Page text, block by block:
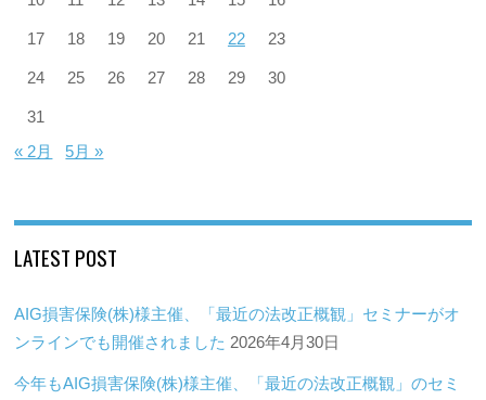
17 18 19 20 21 22 23
24 25 26 27 28 29 30
31
« 2月
5月 »
LATEST POST
AIG損害保険(株)様主催、「最近の法改正概観」セミナーがオ
ンラインでも開催されました 2026年4月30日
今年もAIG損害保険(株)様主催、「最近の法改正概観」のセミ